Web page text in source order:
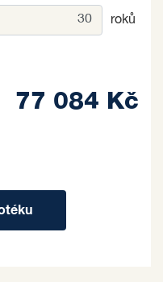
roků
77 084 Kč